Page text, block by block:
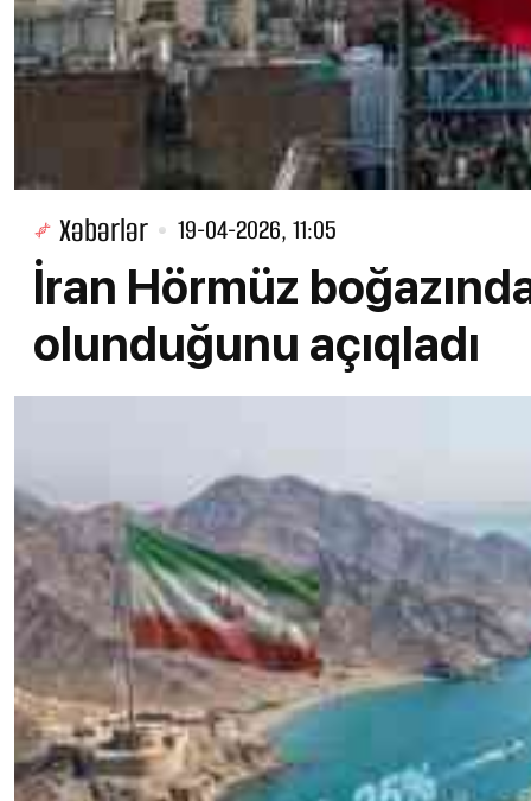
Xəbərlər 19-04-2026, 11:05
İran Hörmüz
olunduğunu açıqladı